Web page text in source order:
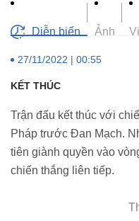
Diễn biến Ảnh
27/11/2022 | 00:55
KẾT THÚC
Trận đấu kết thúc với
Pháp trước Đan Mạch.
tiên giành quyền vào
chiến thắng liên tiếp.